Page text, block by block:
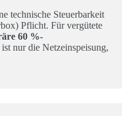
technische Steuerbarkeit
Pflicht. Für vergütete
60 %-
nur die Netzeinspeisung,